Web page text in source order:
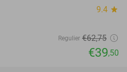
9.4 star
Regulier €62,75
€39,50